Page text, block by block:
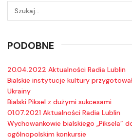
PODOBNE
20.04.2022 Aktualności Radia Lublin
Bialskie instytucje kultury
Ukrainy
Bialski Piksel z dużymi sukcesami
01.07.2021 Aktualności Radia Lublin
Wychowankowie bialskiego „Piksela”
ogólnopolskim konkursie